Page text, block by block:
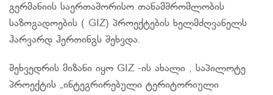
გერმანიის საერთაშორისო თანამშრომლობის
საზოგადოების ( GIZ) პროექტების ხელმძღვანელს
ჰარვარდ ჰერთინგს შეხვდა.
შეხვედრის მიზანი იყო GIZ -ის ახალი , საპილოტე
პროექტის „ინტეგრირებული ტერიტორიული